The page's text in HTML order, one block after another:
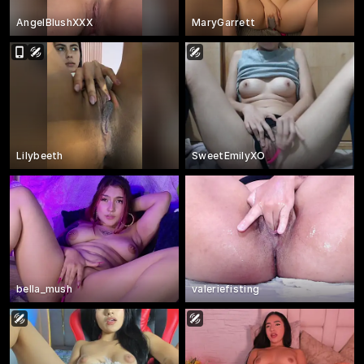
AngelBlushXXX MaryGarrett
Lilybeeth SweetEmilyXO
bella_mush valeriefisting